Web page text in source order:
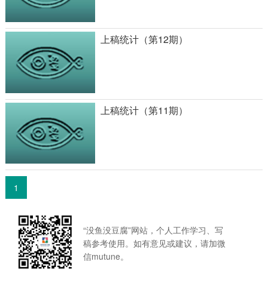
上稿统计（第12期）
上稿统计（第11期）
1
“没鱼没豆腐”网站，个人工作学习、写
稿参考使用。如有意见或建议，请加微
信mutune。